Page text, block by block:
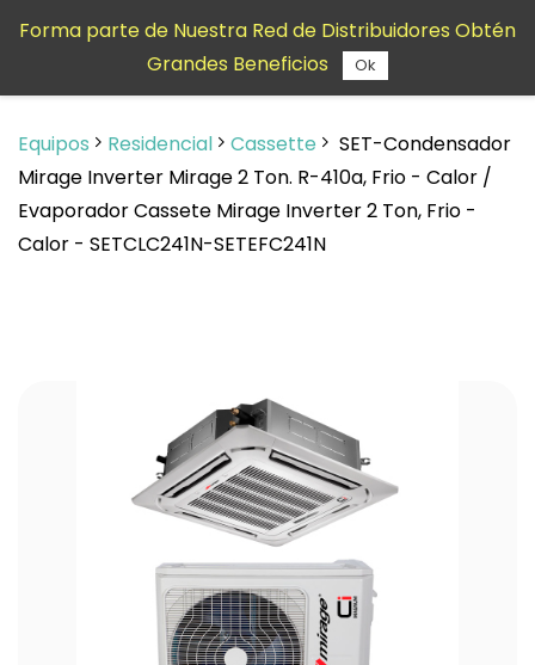
contenido
Equipos Residencial Cassette
SET-Condensador
Mirage Inverter Mirage 2 Ton. R-410a, Frio - Calor /
Evaporador Cassete Mirage Inverter 2 Ton, Frio -
Calor - SETCLC241N-SETEFC241N
Forma parte de Nuestra Red de Distribuidores Obtén
Grandes Beneficios
Ok